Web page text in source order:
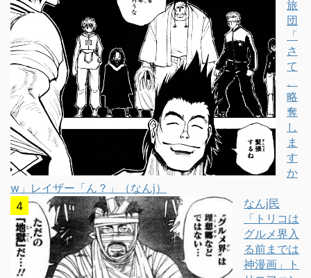
旅
団
「
さ
て
、
略
奪
し
ま
す
か
w」レイザー「ん？」（なんj）
なんj民
「トリコは
グルメ界入
る前までは
神漫画」ト